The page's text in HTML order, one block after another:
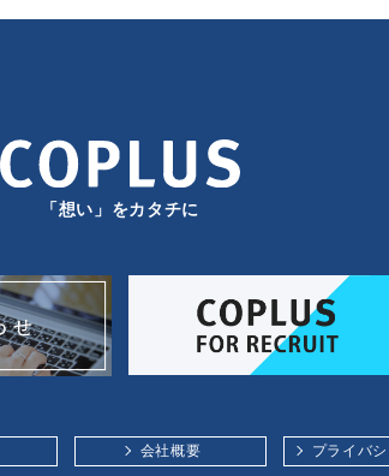
「想い」をカタチに
会社概要 プライバ